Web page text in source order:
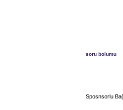
soru bolumu
Sposnsorlu